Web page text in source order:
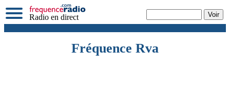
Radio en direct
Fréquence Rva